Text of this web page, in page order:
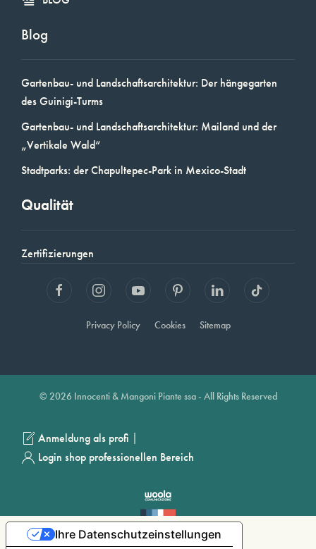
Blog
Gartenbau- und Landschaftsarchitektur: Der hängegarten
des Guinigi-Turms
Gartenbau- und Landschaftsarchitektur: Mailand und der
„Vertikale Wald“
Stadtparks: der Chapultepec-Park in Mexico-Stadt
Qualität
Zertifizierungen
Privacy Policy Cookies Sitemap
© 2026 Innocenti & Mangoni Piante ssa - All Rights Reserved
Anmeldung als profi |
Login shop professionellen Bereich
Ihre Datenschutzeinstellungen